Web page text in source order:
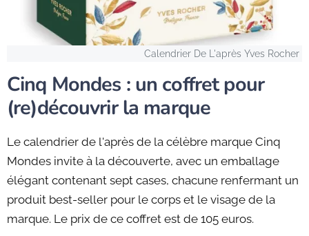
Calendrier De L'après Yves Rocher
Cinq Mondes : un coffret pour
(re)découvrir la marque
Le calendrier de l'après de la célèbre marque Cinq
Mondes invite à la découverte, avec un emballage
élégant contenant sept cases, chacune renfermant un
produit best-seller pour le corps et le visage de la
marque. Le prix de ce coffret est de 105 euros.